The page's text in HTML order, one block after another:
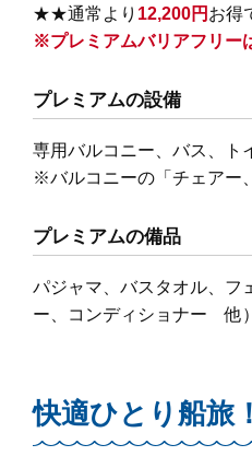
★★通常より 12,200円 お得
※プレミアムバリアフリー
プレミアムの設備
専用バルコニー、バス、
※バルコニーの「チェアー
プレミアムの備品
パジャマ、バスタオル、フ
ー、コンディショナー 他）
快適ひとり船旅